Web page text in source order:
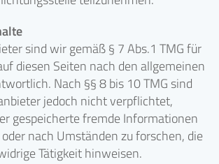
sind wir gemäß § 7 Abs.1 TMG für
diesen Seiten nach den allgemeinen
Nach §§ 8 bis 10 TMG sind
jedoch nicht verpflichtet,
gespeicherte fremde Informationen
nach Umständen zu forschen, die
Tätigkeit hinweisen.